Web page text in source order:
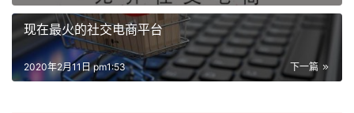
现在最火的社交电商平台
下一篇
2020年2月11日 pm1:53